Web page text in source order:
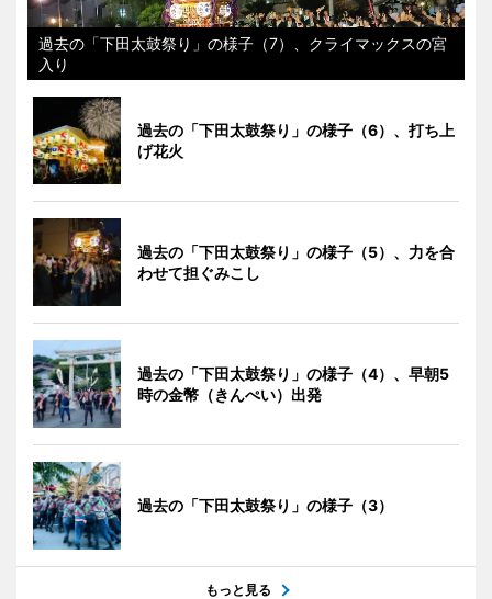
過去の「下田太鼓祭り」の様子（7）、クライマックスの宮
入り
過去の「下田太鼓祭り」の様子（6）、打ち上
げ花火
過去の「下田太鼓祭り」の様子（5）、力を合
わせて担ぐみこし
過去の「下田太鼓祭り」の様子（4）、早朝5
時の金幣（きんぺい）出発
過去の「下田太鼓祭り」の様子（3）
もっと見る